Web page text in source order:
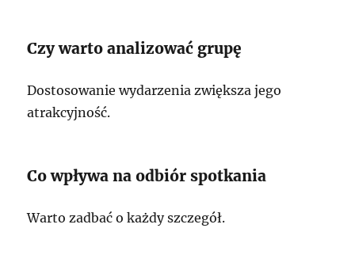
Czy warto analizować grupę
Dostosowanie wydarzenia zwiększa jego
atrakcyjność.
Co wpływa na odbiór spotkania
Warto zadbać o każdy szczegół.